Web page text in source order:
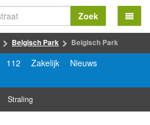
Zoek
Belgisch Park Belgisch Park
112 Zakelijk
Nieuws
Straling